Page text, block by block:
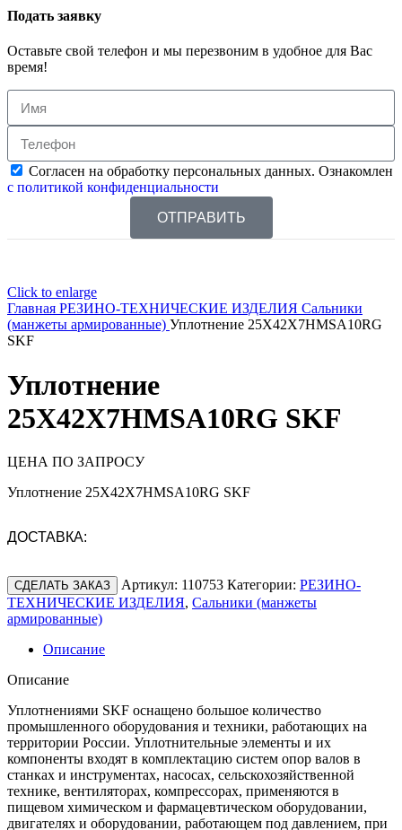
Подать заявку
Оставьте свой телефон и мы перезвоним в удобное для Вас
время!
Согласен на обработку персональных данных. Ознакомлен
с политикой конфиденциальности
ОТПРАВИТЬ
Click to enlarge
Главная РЕЗИНО-ТЕХНИЧЕСКИЕ ИЗДЕЛИЯ Сальники
(манжеты армированные) Уплотнение 25X42X7HMSA10RG
SKF
Уплотнение
25X42X7HMSA10RG SKF
ЦЕНА ПО ЗАПРОСУ
Уплотнение 25X42X7HMSA10RG SKF
ДОСТАВКА:
СДЕЛАТЬ ЗАКАЗ Артикул: 110753 Категории: РЕЗИНО-
ТЕХНИЧЕСКИЕ ИЗДЕЛИЯ, Сальники (манжеты
армированные)
Описание
Описание
Уплотнениями SKF оснащено большое количество
промышленного оборудования и техники, работающих на
территории России. Уплотнительные элементы и их
компоненты входят в комплектацию систем опор валов в
станках и инструментах, насосах, сельскохозяйственной
технике, вентиляторах, компрессорах, применяются в
пищевом химическом и фармацевтическом оборудовании,
двигателях и оборудовании, работающем под давлением, при